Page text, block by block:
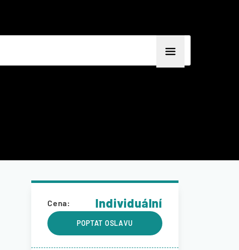
Cena: Individuální
POPTAT OSLAVU